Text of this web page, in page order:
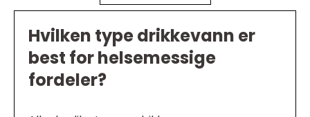
Hvilken type drikkevann er
best for helsemessige
fordeler?